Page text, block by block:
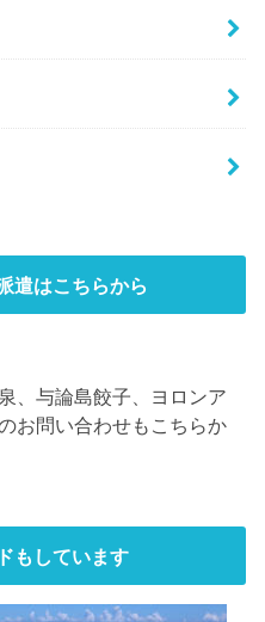
遣はこちらから
、与論島餃子、ヨロンア
お問い合わせもこちらか
もしています